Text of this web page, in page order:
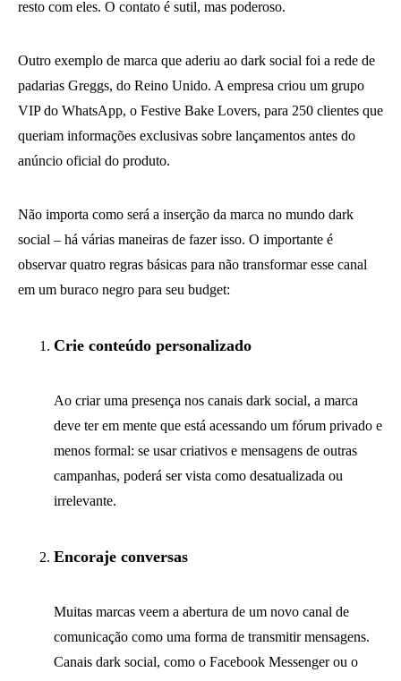
resto com eles. O contato é sutil, mas poderoso.
Outro exemplo de marca que aderiu ao dark social foi a rede de
padarias Greggs, do Reino Unido. A empresa criou um grupo
VIP do WhatsApp, o Festive Bake Lovers, para 250 clientes que
queriam informações exclusivas sobre lançamentos antes do
anúncio oficial do produto.
Não importa como será a inserção da marca no mundo dark
social – há várias maneiras de fazer isso. O importante é
observar quatro regras básicas para não transformar esse canal
em um buraco negro para seu budget:
Crie conteúdo personalizado
Ao criar uma presença nos canais dark social, a marca
deve ter em mente que está acessando um fórum privado e
menos formal: se usar criativos e mensagens de outras
campanhas, poderá ser vista como desatualizada ou
irrelevante.
Encoraje conversas
Muitas marcas veem a abertura de um novo canal de
comunicação como uma forma de transmitir mensagens.
Canais dark social, como o Facebook Messenger ou o